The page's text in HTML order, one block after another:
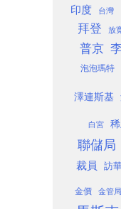
印度
台灣
拜登 放
普京
泡泡瑪特
澤連斯基
白宮
聯儲局
裁員 訪
金價 金管局